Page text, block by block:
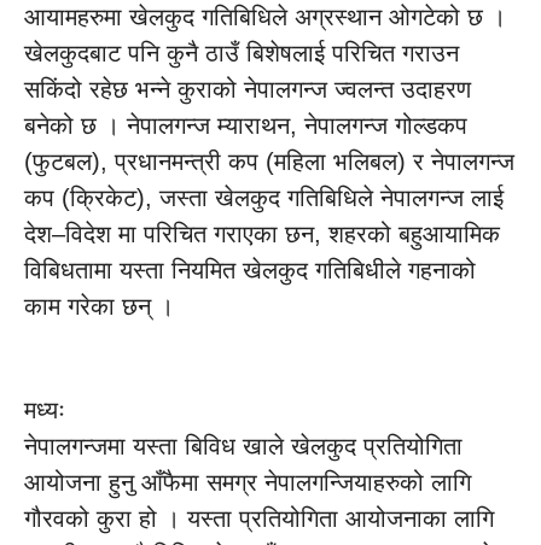
आयामहरुमा खेलकुद गतिबिधिले अग्रस्थान ओगटेको छ ।
खेलकुदबाट पनि कुनै ठाउँ बिशेषलाई परिचित गराउन
सकिंदो रहेछ भन्ने कुराको नेपालगन्ज ज्वलन्त उदाहरण
बनेको छ । नेपालगन्ज म्याराथन, नेपालगन्ज गोल्डकप
(फुटबल), प्रधानमन्त्री कप (महिला भलिबल) र नेपालगन्ज
कप (क्रिकेट), जस्ता खेलकुद गतिबिधिले नेपालगन्ज लाई
देश–विदेश मा परिचित गराएका छन, शहरको बहुआयामिक
विबिधतामा यस्ता नियमित खेलकुद गतिबिधीले गहनाको
काम गरेका छन् ।
मध्यः
नेपालगन्जमा यस्ता बिविध खाले खेलकुद प्रतियोगिता
आयोजना हुनु आँफैमा समग्र नेपालगन्जियाहरुको लागि
गौरवको कुरा हो । यस्ता प्रतियोगिता आयोजनाका लागि